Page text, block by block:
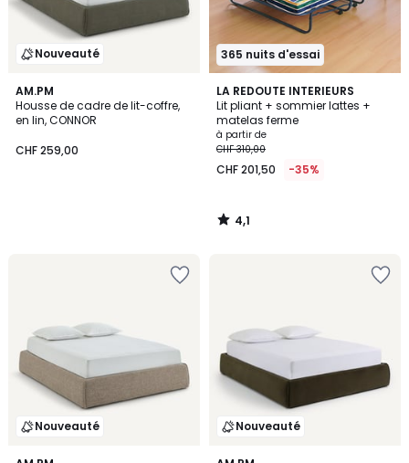
Nouveauté
AM.PM
Housse de cadre de lit-coffre,
en lin, CONNOR
CHF 259,00
365 nuits d'essai
LA REDOUTE INTERIEURS
Lit pliant + sommier lattes +
matelas ferme
à partir de
CHF 310,00
CHF 201,50 -35%
4,1
/ 5
4,1
/
Nouveauté Nouveauté